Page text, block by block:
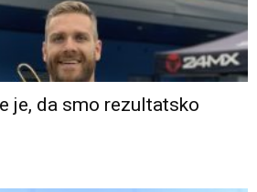
je, da smo rezultatsko